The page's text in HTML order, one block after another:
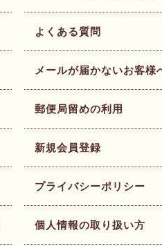
よくある質問
メールが届かないお客様
郵便局留めの利用
新規会員登録
プライバシーポリシー
個人情報の取り扱い方